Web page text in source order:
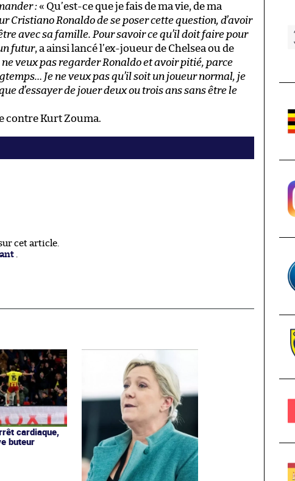
: « Qu’est-ce que je fais de ma vie, de ma
Cristiano Ronaldo de se poser cette question, d’avoir
avec sa famille. Pour savoir ce qu’il doit faire pour
futur, a ainsi lancé l’ex-joueur de Chelsea ou de
ne veux pas regarder Ronaldo et avoir pitié, parce
Je ne veux pas qu’il soit un joueur normal, je
d’essayer de jouer deux ou trois ans sans être le
contre Kurt Zouma.
cet article.
cardiaque,
buteur